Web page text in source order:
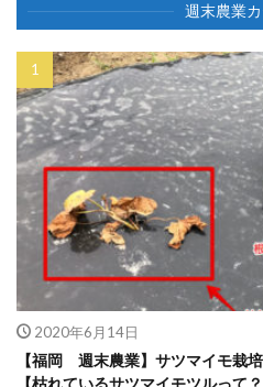
週末農業
2020年6月14日
【福岡 週末農業】サツマイモ栽
【枯れているサツマイモツルって？